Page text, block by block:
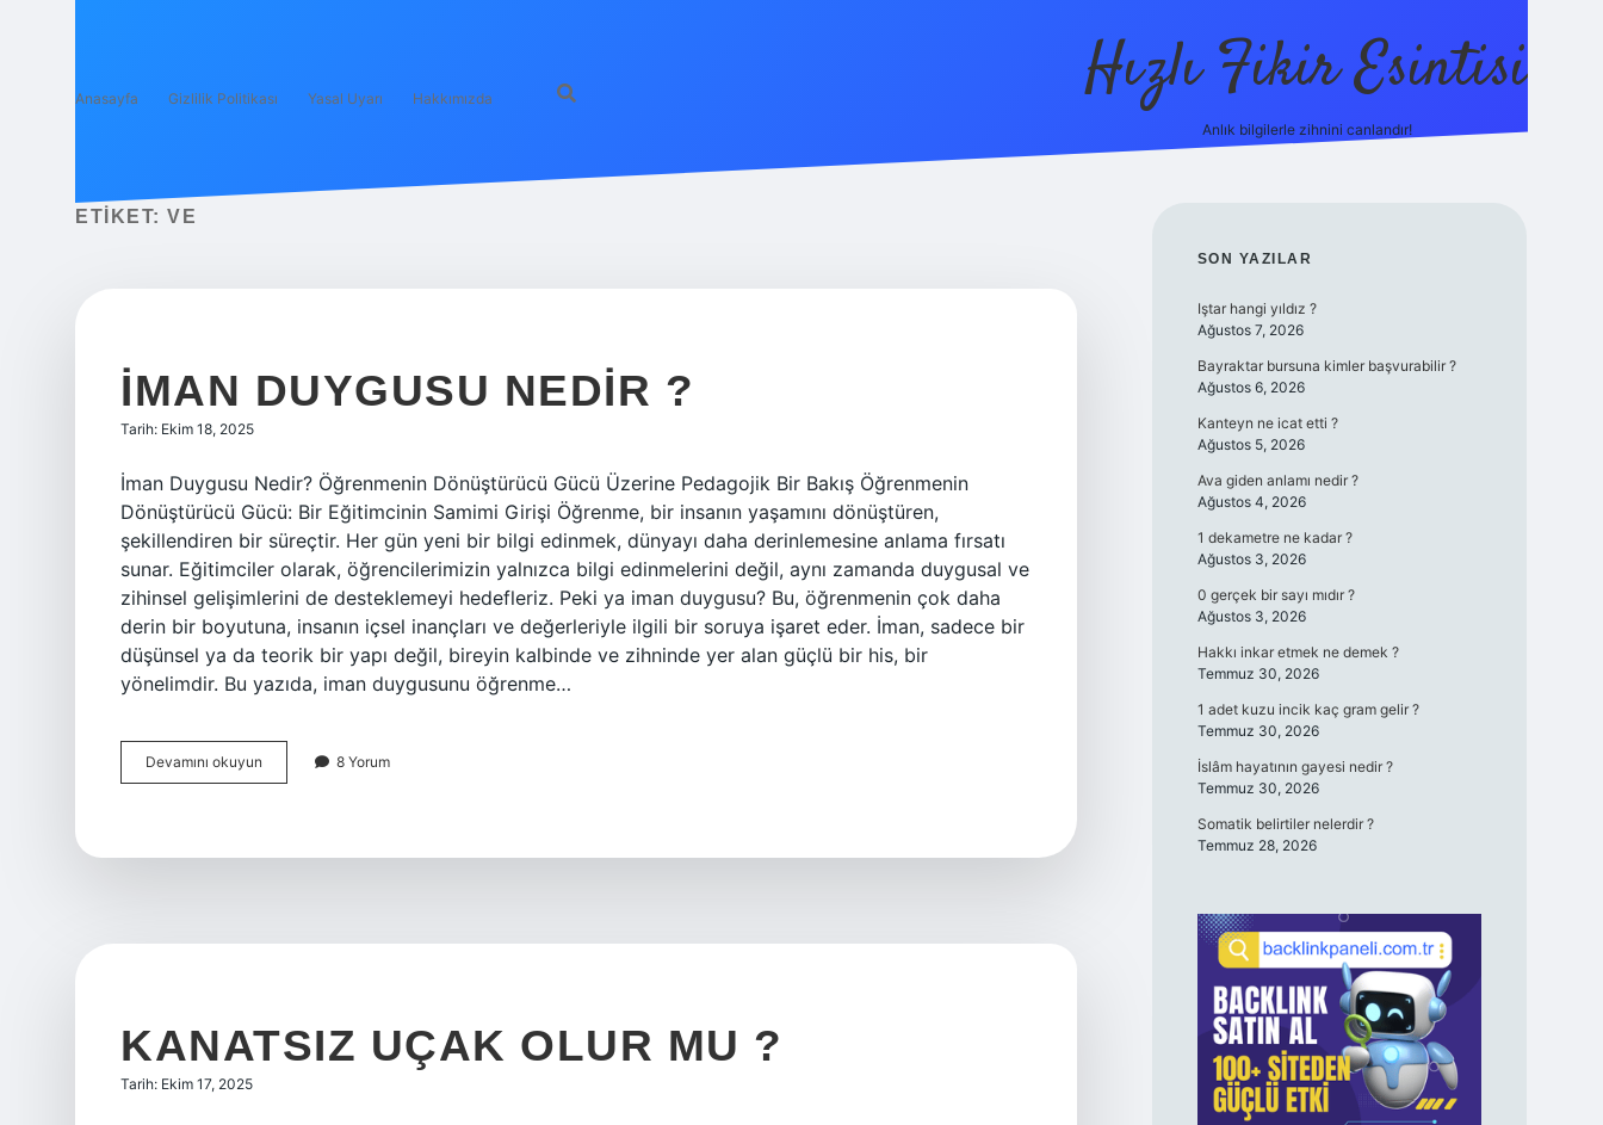
Anasayfa Gizlilik Politikası Yasal Uyarı Hakkımızda Hızlı Fikir Esintisi
Anlık bilgilerle zihnini canlandır!
ETIKET: VE
İMAN DUYGUSU NEDIR ?
Tarih: Ekim 18, 2025
İman Duygusu Nedir? Öğrenmenin Dönüştürücü Gücü Üzerine Pedagojik Bir Bakış Öğrenmenin
Dönüştürücü Gücü: Bir Eğitimcinin Samimi Girişi Öğrenme, bir insanın yaşamını dönüştüren,
şekillendiren bir süreçtir. Her gün yeni bir bilgi edinmek, dünyayı daha derinlemesine anlama fırsatı
sunar. Eğitimciler olarak, öğrencilerimizin yalnızca bilgi edinmelerini değil, aynı zamanda duygusal ve
zihinsel gelişimlerini de desteklemeyi hedefleriz. Peki ya iman duygusu? Bu, öğrenmenin çok daha
derin bir boyutuna, insanın içsel inançları ve değerleriyle ilgili bir soruya işaret eder. İman, sadece bir
düşünsel ya da teorik bir yapı değil, bireyin kalbinde ve zihninde yer alan güçlü bir his, bir
yönelimdir. Bu yazıda, iman duygusunu öğrenme…
Devamını okuyun
duygusu
8 Yorum
KANATSIZ UÇAK OLUR MU ?
Tarih: Ekim 17, 2025
SIDEBAR
SON YAZILAR
Iştar hangi yıldız ?
Ağustos 7, 2026
Bayraktar bursuna kimler başvurabilir ?
Ağustos 6, 2026
Kanteyn ne icat etti ?
Ağustos 5, 2026
Ava giden anlamı nedir ?
Ağustos 4, 2026
1 dekametre ne kadar ?
Ağustos 3, 2026
0 gerçek bir sayı mıdır ?
Ağustos 3, 2026
Hakkı inkar etmek ne demek ?
Temmuz 30, 2026
1 adet kuzu incik kaç gram gelir ?
Temmuz 30, 2026
İslâm hayatının gayesi nedir ?
Temmuz 30, 2026
Somatik belirtiler nelerdir ?
Temmuz 28, 2026